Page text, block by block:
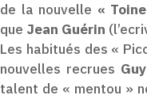
de la nouvelle «
que Jean Guérin
Les habitués des «
nouvelles recrues
talent de « mentou »